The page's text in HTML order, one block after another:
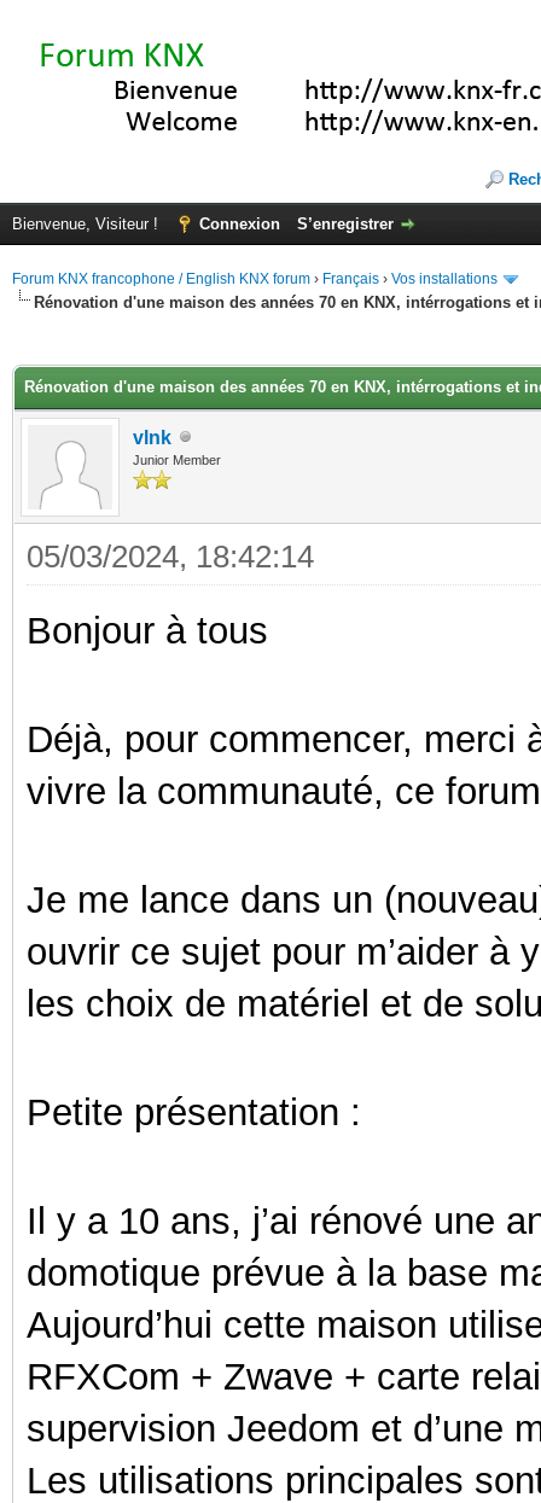
Bienvenue, Visiteur ! Connexion S’enregistrer
Forum KNX francophone / English KNX forum › Français › Vos installations
Rénovation d'une maison des années 70 en KNX, intérrogations et
Rénovation d'une maison des années 70 en KNX, intérrogations et
vlnk
Junior Member
05/03/2024, 18:42:14
Bonjour à tous
Déjà, pour commencer, merci
vivre la communauté, ce
Je me lance dans un
ouvrir ce sujet pour m’aider à
les choix de matériel et de
Petite présentation :
Il y a 10 ans, j’ai rénové une
domotique prévue à la base
Aujourd’hui cette maison
RFXCom + Zwave + carte
supervision Jeedom et d’une
Les utilisations principales